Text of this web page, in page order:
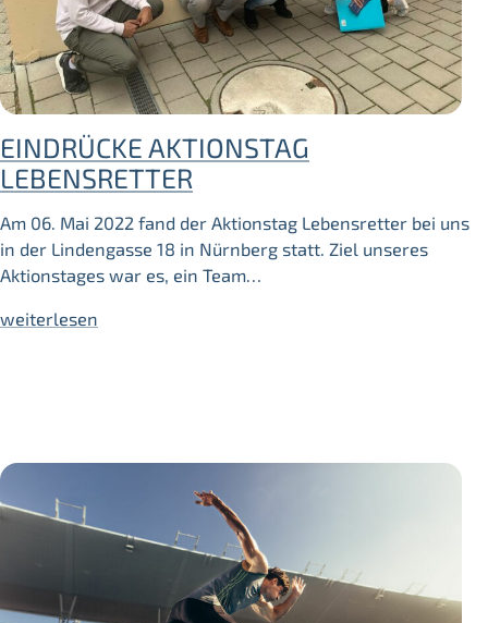
EINDRÜCKE AKTIONSTAG
LEBENSRETTER
Am 06. Mai 2022 fand der Aktionstag Lebensretter bei uns
in der Lindengasse 18 in Nürnberg statt. Ziel unseres
Aktionstages war es, ein Team…
weiterlesen